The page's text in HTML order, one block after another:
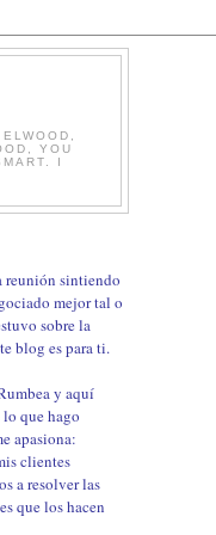
YOU
I
reunión sintiendo
mejor tal o
sobre la
blog es para ti.
y aquí
que hago
apasiona:
clientes
a resolver las
que los hacen